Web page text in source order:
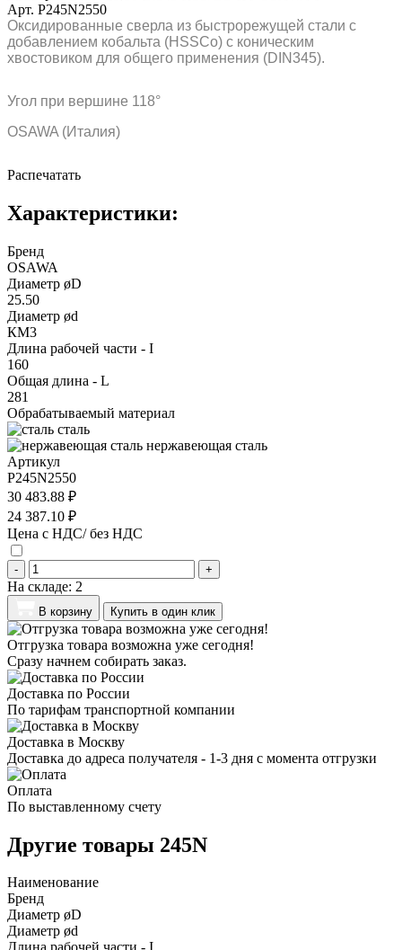
Арт. P245N2550
Оксидированные сверла из быстрорежущей стали с
добавлением кобальта (HSSCo) с коническим
хвостовиком для общего применения (DIN345).
Угол при вершине 118°
OSAWA (Италия)
Распечатать
Характеристики:
Бренд
OSAWA
Диаметр øD
25.50
Диаметр ød
КМ3
Длина рабочей части - I
160
Общая длина - L
281
Обрабатываемый материал
сталь
нержавеющая сталь
Артикул
P245N2550
30 483.88 ₽
24 387.10 ₽
Цена с НДС/ без НДС
- +
На складе: 2
В корзину Купить в один клик
Отгрузка товара возможна уже сегодня!
Сразу начнем собирать заказ.
Доставка по России
По тарифам транспортной компании
Доставка в Москву
Доставка до адреса получателя - 1-3 дня с момента отгрузки
Оплата
По выставленному счету
Другие товары 245N
Наименование
Бренд
Диаметр øD
Диаметр ød